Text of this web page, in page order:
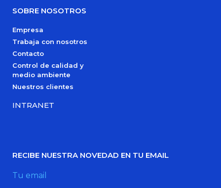
SOBRE NOSOTROS
Empresa
Trabaja con nosotros
Contacto
Control de calidad y
medio ambiente
Nuestros clientes
INTRANET
RECIBE NUESTRA NOVEDAD EN TU EMAIL
Tu email